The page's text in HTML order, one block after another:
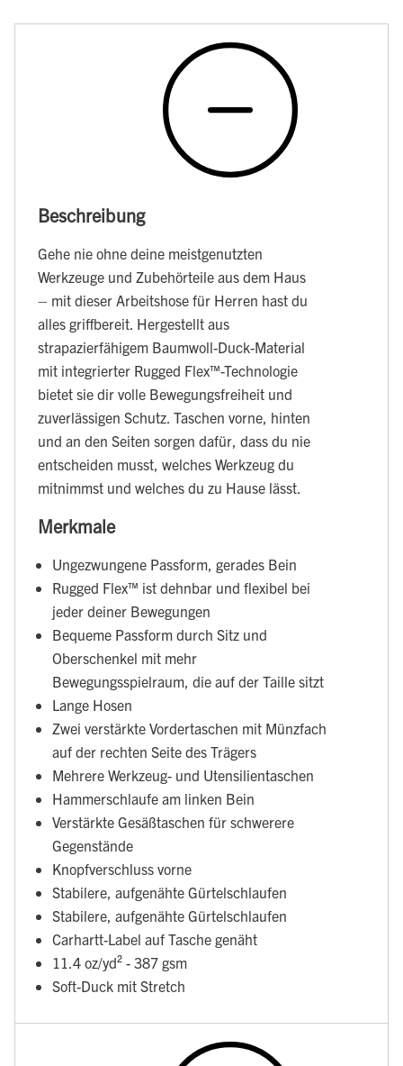
Beschreibung
Gehe nie ohne deine meistgenutzten
Werkzeuge und Zubehörteile aus dem Haus
– mit dieser Arbeitshose für Herren hast du
alles griffbereit. Hergestellt aus
strapazierfähigem Baumwoll-Duck-Material
mit integrierter Rugged Flex™-Technologie
bietet sie dir volle Bewegungsfreiheit und
zuverlässigen Schutz. Taschen vorne, hinten
und an den Seiten sorgen dafür, dass du nie
entscheiden musst, welches Werkzeug du
mitnimmst und welches du zu Hause lässt.
Merkmale
Ungezwungene Passform, gerades Bein
Rugged Flex™ ist dehnbar und flexibel bei
jeder deiner Bewegungen
Bequeme Passform durch Sitz und
Oberschenkel mit mehr
Bewegungsspielraum, die auf der Taille sitzt
Lange Hosen
Zwei verstärkte Vordertaschen mit Münzfach
auf der rechten Seite des Trägers
Mehrere Werkzeug- und Utensilientaschen
Hammerschlaufe am linken Bein
Verstärkte Gesäßtaschen für schwerere
Gegenstände
Knopfverschluss vorne
Stabilere, aufgenähte Gürtelschlaufen
Stabilere, aufgenähte Gürtelschlaufen
Carhartt-Label auf Tasche genäht
11.4 oz/yd² - 387 gsm
Soft-Duck mit Stretch